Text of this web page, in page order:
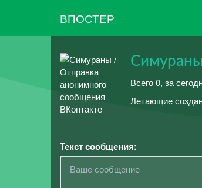
ВПОСТЕР
Симураны
Всего 0, за
Летающие
Текст сообщения: